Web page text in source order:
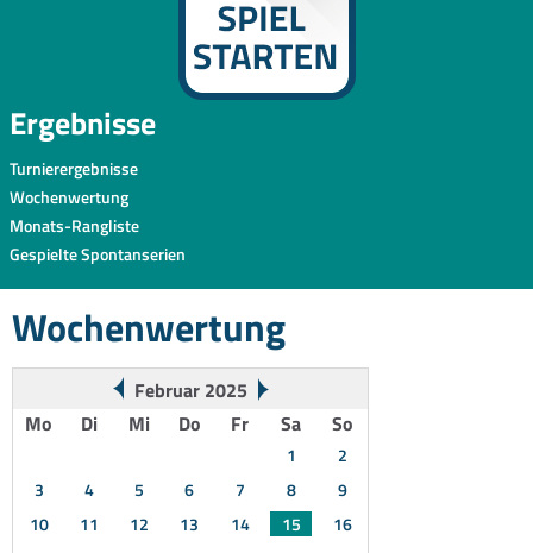
Ergebnisse
Turnierergebnisse
Wochenwertung
Monats-Rangliste
Gespielte Spontanserien
Wochenwertung
Februar 2025
Mo
Di Mi Do Fr Sa So
1
2
3
4 5 6 7 8
9
10
11 12 13 14 15
16